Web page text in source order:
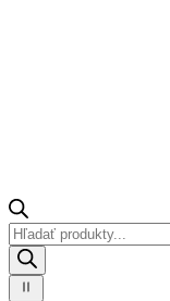
Products
search